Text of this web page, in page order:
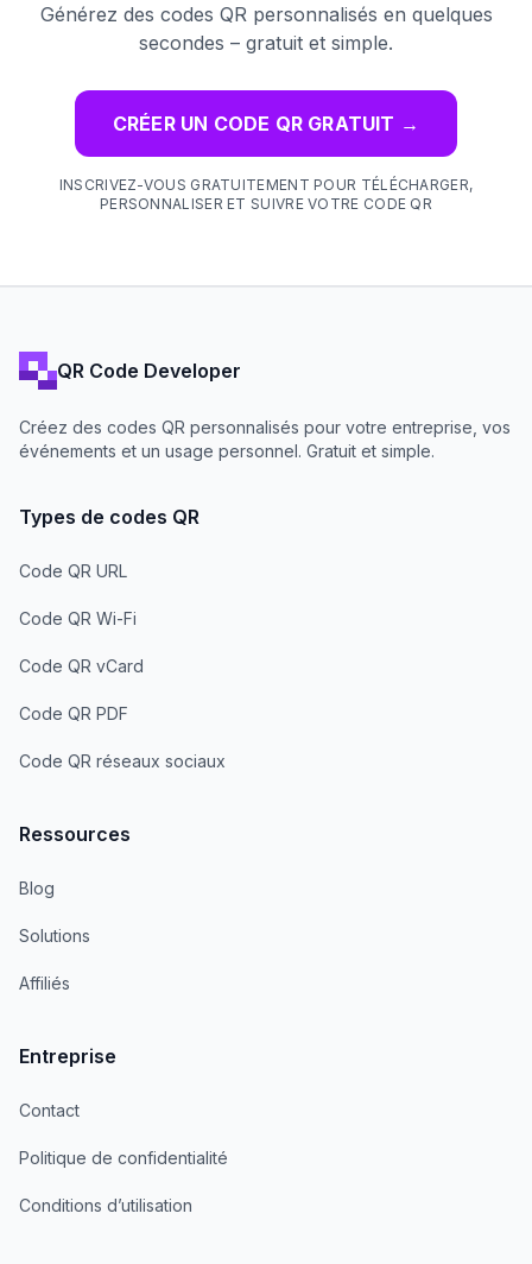
Générez des codes QR personnalisés en quelques
secondes – gratuit et simple.
CRÉER UN CODE QR GRATUIT →
INSCRIVEZ-VOUS GRATUITEMENT POUR TÉLÉCHARGER,
PERSONNALISER ET SUIVRE VOTRE CODE QR
QR Code Developer
Créez des codes QR personnalisés pour votre entreprise, vos
événements et un usage personnel. Gratuit et simple.
Types de codes QR
Code QR URL
Code QR Wi-Fi
Code QR vCard
Code QR PDF
Code QR réseaux sociaux
Ressources
Blog
Solutions
Affiliés
Entreprise
Contact
Politique de confidentialité
Conditions d’utilisation